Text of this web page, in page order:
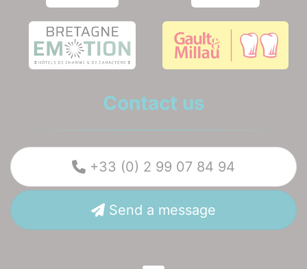
Contact us
+33 (0) 2 99 07 84 94
Send a message